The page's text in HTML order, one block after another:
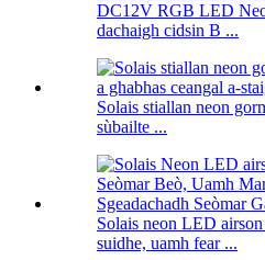
DC12V RGB LED
dachaigh cidsin B ...
Solais stiallan neon
sùbailte ...
Solais neon LED
suidhe, uamh fear ...